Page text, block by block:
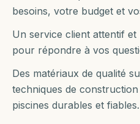
besoins, votre budget et
Un service client attentif
pour répondre à vos
Des matériaux de qualité
techniques de
piscines durables et fiables.